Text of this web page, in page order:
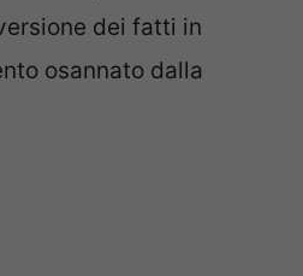
dei fatti in
osannato dalla